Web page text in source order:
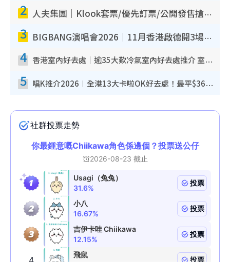
2 人夫集團｜Klook套票/優先訂票/公開發售搶飛攻略！附票價.購票連結.場地座位表
3 BIGBANG演唱會2026｜11月香港啟德開3場！實名制VIP申請、優先購票攻略
4 香港室內好去處｜逾35大歎冷氣室內好去處推介 室內活動免費避雨無懼落雨
5 唱K推介2026︱全港13大卡啦OK好去處！最平$36起 日文K都有！(附地址+收費詳情)